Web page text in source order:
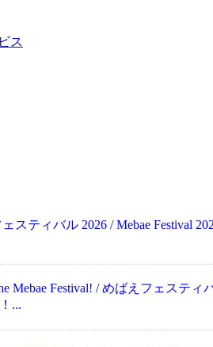
ス
スティバル 2026 / Mebae Festival
Mebae Festival! / めばえフェスティ
...